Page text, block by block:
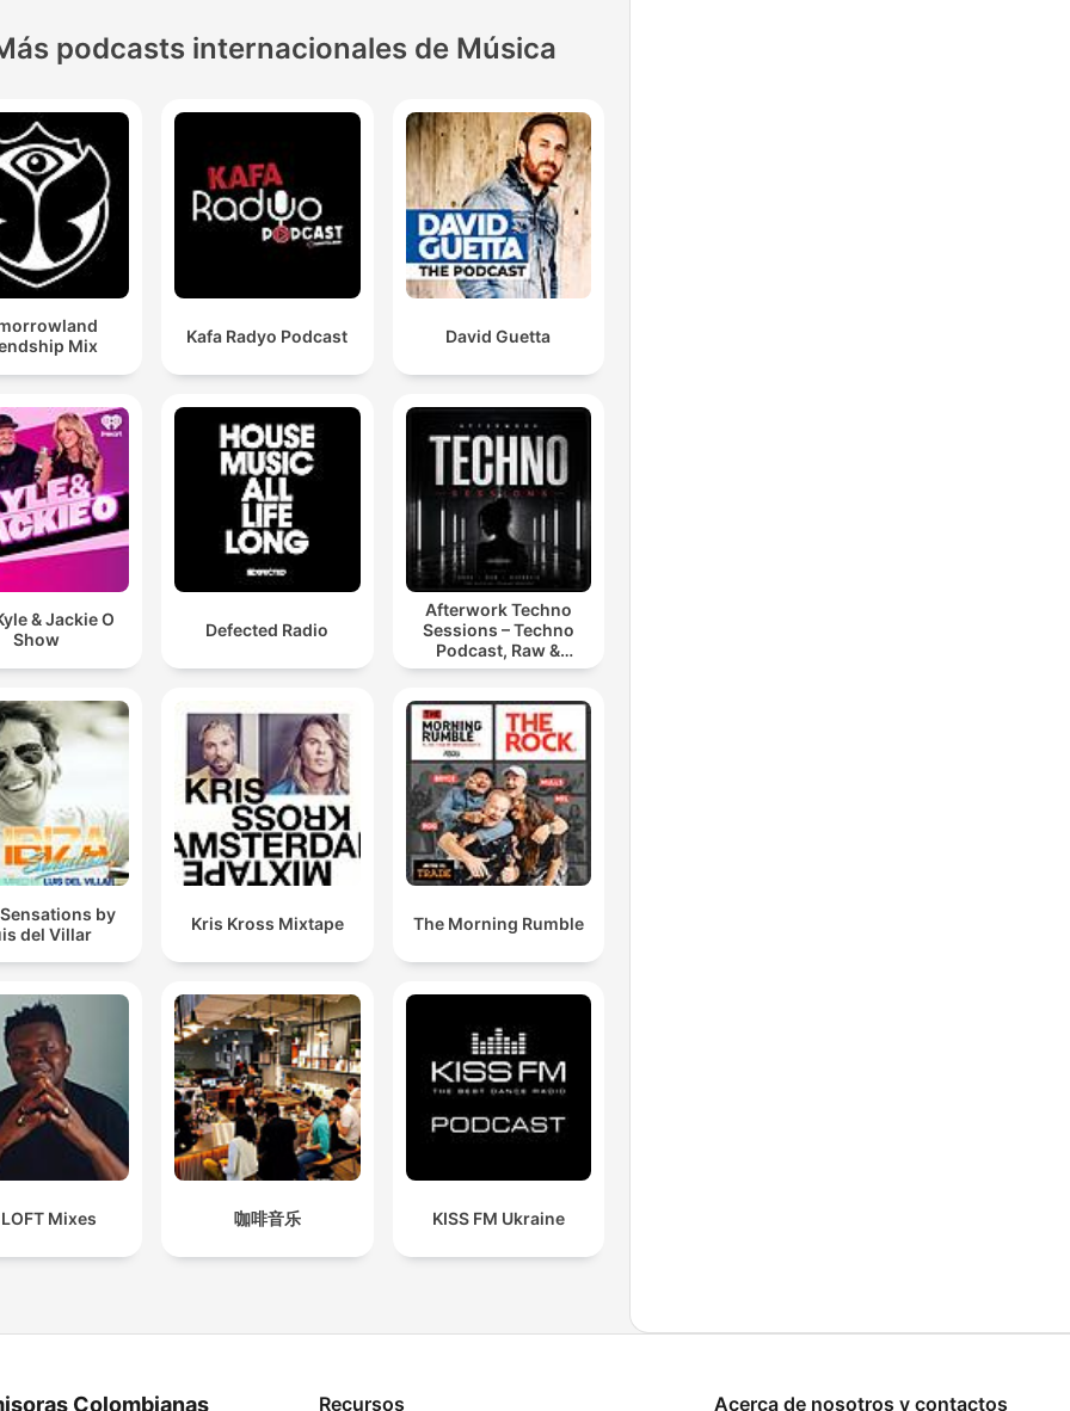
podcasts internacionales de Música
Mix
Kafa Radyo Podcast David Guetta
& Jackie O
Show
Defected Radio
Afterwork Techno
Sessions – Techno
Podcast, Raw &
Hypnotic Techno
by
del Villar
Kris Kross Mixtape The Morning Rumble
Mixes 咖啡音乐 KISS FM Ukraine
Colombianas Recursos Acerca de nosotros y contactos